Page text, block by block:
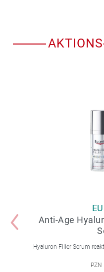
Anti-Age
PZN